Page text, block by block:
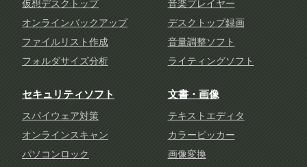
仮想デスクトップ
オンラインバックアップ
ファイルリスト作成
フォルダサイズ分析
音楽プレイヤー
デスクトップ録画
音量調整ソフト
ライティングソフト
セキュリティソフト
スパイウェア対策
オンラインスキャン
パソコンロック
文書・画像
テキストエディタ
カラーピッカー
画像変換